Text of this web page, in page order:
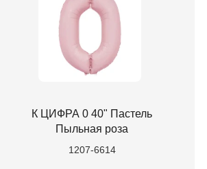
К ЦИФРА 0 40" Пастель
Пыльная роза
1207-6614